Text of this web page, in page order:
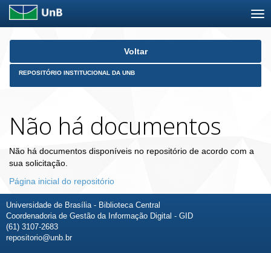
Skip
Voltar
REPOSITÓRIO INSTITUCIONAL DA UNB
Não há documentos
Não há documentos disponíveis no repositório de acordo com a
sua solicitação.
Página inicial do repositório
Universidade de Brasília - Biblioteca Central
Coordenadoria de Gestão da Informação Digital - GID
(61) 3107-2683
repositorio@unb.br